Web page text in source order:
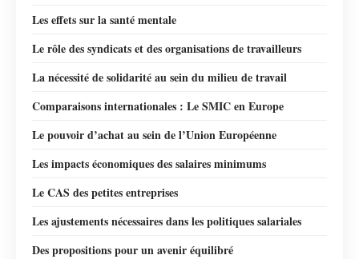
Les effets sur la santé mentale
Le rôle des syndicats et des organisations de travailleurs
La nécessité de solidarité au sein du milieu de travail
Comparaisons internationales : Le SMIC en Europe
Le pouvoir d’achat au sein de l’Union Européenne
Les impacts économiques des salaires minimums
Le CAS des petites entreprises
Les ajustements nécessaires dans les politiques salariales
Des propositions pour un avenir équilibré